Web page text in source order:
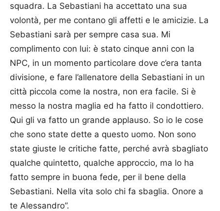
squadra. La Sebastiani ha accettato una sua
volontà, per me contano gli affetti e le amicizie. La
Sebastiani sarà per sempre casa sua. Mi
complimento con lui: è stato cinque anni con la
NPC, in un momento particolare dove c’era tanta
divisione, e fare l’allenatore della Sebastiani in un
città piccola come la nostra, non era facile. Si è
messo la nostra maglia ed ha fatto il condottiero.
Qui gli va fatto un grande applauso. So io le cose
che sono state dette a questo uomo. Non sono
state giuste le critiche fatte, perché avrà sbagliato
qualche quintetto, qualche approccio, ma lo ha
fatto sempre in buona fede, per il bene della
Sebastiani. Nella vita solo chi fa sbaglia. Onore a
te Alessandro”.